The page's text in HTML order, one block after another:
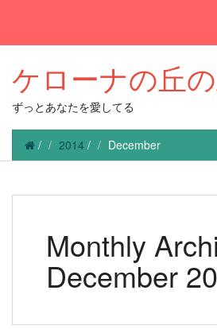
ケローナの丘
ずっとあなたを愛してる
/ 2014 / December
Monthly
December